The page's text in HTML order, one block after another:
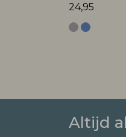
24,95
Altijd